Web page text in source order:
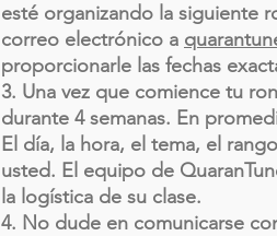
esté organizando la siguiente
correo electrónico a
proporcionarle las fechas
3. Una vez que comience tu
durante 4 semanas. En
El día, la hora, el tema, el
usted. El equipo de
la logística de su clase.
4. No dude en comunicarse